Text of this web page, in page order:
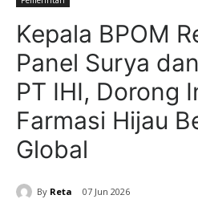
Kepala BPOM
Panel Surya
PT IHI, Dorong
Farmasi Hijau
Global
By Reta 07 Jun 2026